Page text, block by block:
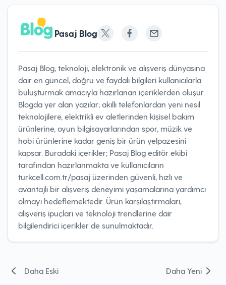
Pasaj Blog
Pasaj Blog, teknoloji, elektronik ve alışveriş dünyasına
dair en güncel, doğru ve faydalı bilgileri kullanıcılarla
buluşturmak amacıyla hazırlanan içeriklerden oluşur.
Blogda yer alan yazılar; akıllı telefonlardan yeni nesil
teknolojilere, elektrikli ev aletlerinden kişisel bakım
ürünlerine, oyun bilgisayarlarından spor, müzik ve
hobi ürünlerine kadar geniş bir ürün yelpazesini
kapsar. Buradaki içerikler; Pasaj Blog editör ekibi
tarafından hazırlanmakta ve kullanıcıların
turkcell.com.tr/pasaj üzerinden güvenli, hızlı ve
avantajlı bir alışveriş deneyimi yaşamalarına yardımcı
olmayı hedeflemektedir. Ürün karşılaştırmaları,
alışveriş ipuçları ve teknoloji trendlerine dair
bilgilendirici içerikler de sunulmaktadır.
Yazı
Daha Eski Daha Yeni